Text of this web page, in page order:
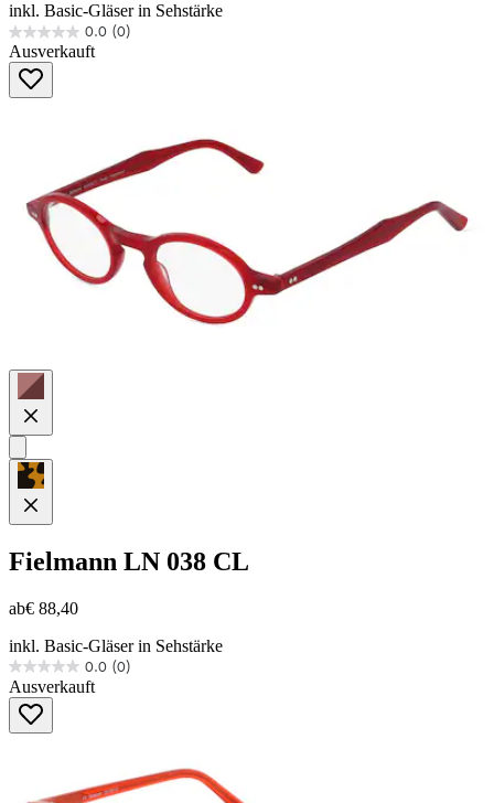
inkl. Basic-Gläser in Sehstärke
0.0 (0)
0.0
von
Sternen.
Ausverkauft
Fielmann LN 038 CL
ab€ 88,40
inkl. Basic-Gläser in Sehstärke
0.0 (0)
0.0
von
Sternen.
Ausverkauft